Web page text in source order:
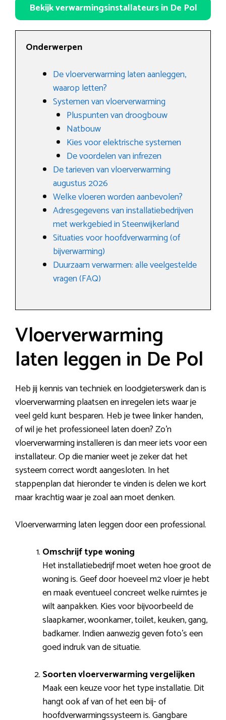
Bekijk verwarmingsinstallateurs in De Pol
Onderwerpen
De vloerverwarming laten aanleggen,
waarop letten?
Systemen van vloerverwarming
Pluspunten van droogbouw
Natbouw
Kies voor elektrische systemen
De voordelen van infrezen
De tarieven van vloerverwarming
augustus 2026
Welke vloeren worden aanbevolen?
Adresgegevens van installatiebedrijven
met werkgebied in Steenwijkerland
Situaties voor hoofdverwarming (of
bijverwarming)
Duurzaam verwarmen: alle veelgestelde
vragen (FAQ)
Vloerverwarming
laten leggen in De Pol
Heb jij kennis van techniek en loodgieterswerk dan is
vloerverwarming plaatsen en inregelen iets waar je
veel geld kunt besparen. Heb je twee linker handen,
of wil je het professioneel laten doen? Zo’n
vloerverwarming installeren is dan meer iets voor een
installateur. Op die manier weet je zeker dat het
systeem correct wordt aangesloten. In het
stappenplan dat hieronder te vinden is delen we kort
maar krachtig waar je zoal aan moet denken.
Vloerverwarming laten leggen door een professional.
Omschrijf type woning
Het installatiebedrijf moet weten hoe groot de
woning is. Geef door hoeveel m2 vloer je hebt
en maak eventueel concreet welke ruimtes je
wilt aanpakken. Kies voor bijvoorbeeld de
slaapkamer, woonkamer, toilet, keuken, gang,
badkamer. Indien aanwezig geven foto’s een
goed indruk van de situatie.
Soorten vloerverwarming vergelijken
Maak een keuze voor het type installatie. Dit
hangt ook af van of het een bij- of
hoofdverwarmingssysteem is. Gangbare